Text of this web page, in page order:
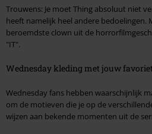
Trouwens: Je moet Thing absoluut niet
heeft namelijk heel andere bedoelingen.
beroemdste clown uit de
"IT".
Wednesday kleding met jouw
Wednesday fans hebben waarschijnlijk
om de motieven die je op de
wijzen aan bekende momenten uit de